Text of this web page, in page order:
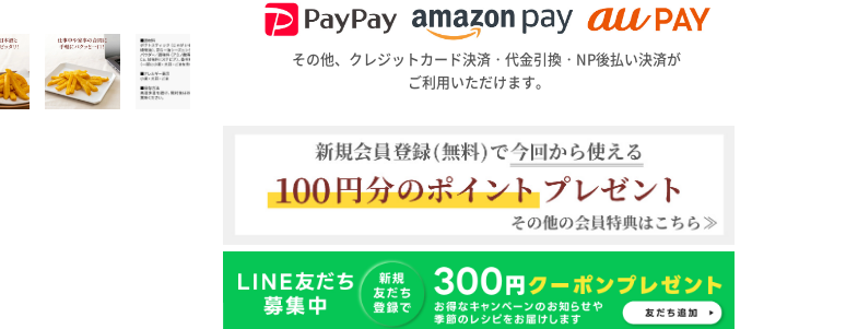
その他、クレジットカード決済・代金引換・NP後払い決済が
ご利用いただけます。